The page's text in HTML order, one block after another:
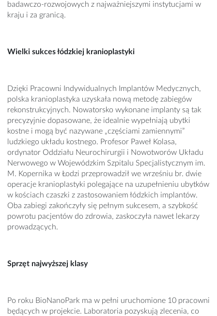
badawczo­-rozwojowych z najważniejszymi instytucjami w
kra­ju i za granicą.
Wielki sukces łódzkiej kranioplastyki
Dzięki Pracowni Indywidualnych Implantów Medycznych,
polska kranioplastyka uzyskała nową metodę zabiegów
rekonstrukcyjnych. Nowatorsko wykonane implanty są tak
precyzyjnie dopasowane, że idealnie wypełniają ubytki
kostne i mogą być nazywane „częściami zamiennymi”
ludzkiego układu kostnego. Profesor Paweł Kolasa,
ordynator Oddziału Neurochirurgii i Nowotworów Układu
Nerwowego w Wojewódzkim Szpitalu Specjalistycznym im.
M. Kopernika w Łodzi przeprowadził we wrześniu br. dwie
operacje kranioplastyki polegające na uzupełnieniu ubytków
w kościach czaszki z zastosowaniem łódzkich implantów.
Oba zabiegi zakończyły się pełnym sukcesem, a szybkość
powrotu pacjentów do zdrowia, zaskoczyła nawet lekarzy
prowadzących.
Sprzęt najwyższej klasy
Po roku BioNanoPark ma w pełni uruchomione 10 pracowni
będących w projekcie. Laboratoria pozy­skują zlecenia, co